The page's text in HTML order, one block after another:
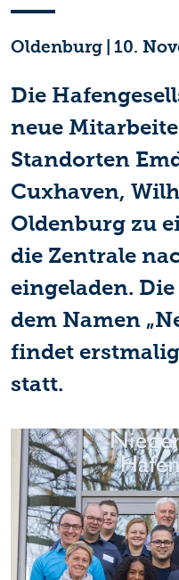
Oldenburg 10.
Die
neue
Standorten
Cuxhaven,
Oldenburg zu
die Zentrale
eingeladen.
dem Namen
findet
statt.